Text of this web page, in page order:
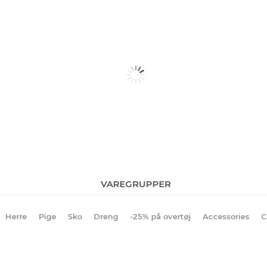
VAREGRUPPER
Herre Pige Sko Dreng -25% på overtøj Accessories